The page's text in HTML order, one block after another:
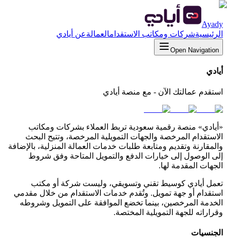
Ayady
الرئيسيةشركات ومكاتب الاستقدامالعمالةعن أيادي
Open Navigation
أيادي
استقدم عمالتك الآن - مع منصة أيادي
«أيادي» منصة رقمية سعودية تربط العملاء بشركات ومكاتب
الاستقدام المرخصة والجهات التمويلية المرخصة، وتتيح البحث
والمقارنة وتقديم ومتابعة طلبات خدمات العمالة المنزلية، بالإضافة
إلى الوصول إلى خيارات الدفع والتمويل المتاحة وفق شروط
الجهات المقدمة لها.
تعمل أيادي كوسيط تقني وتسويقي، وليست شركة أو مكتب
استقدام أو جهة تمويل. وتُقدم خدمات الاستقدام من خلال مقدمي
الخدمة المرخصين، بينما تخضع الموافقة على التمويل وشروطه
وقراراته للجهة التمويلية المختصة.
الجنسيات